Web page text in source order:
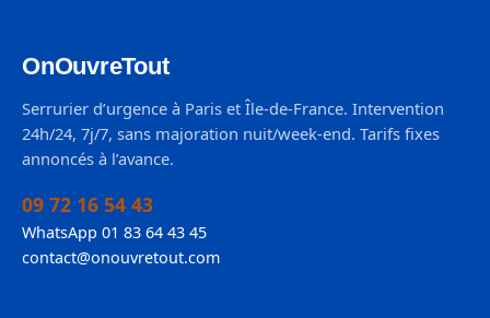
OnOuvreTout
Serrurier d’urgence à Paris et Île-de-France. Intervention
24h/24, 7j/7, sans majoration nuit/week-end. Tarifs fixes
annoncés à l’avance.
09 72 16 54 43
WhatsApp 01 83 64 43 45
contact@onouvretout.com